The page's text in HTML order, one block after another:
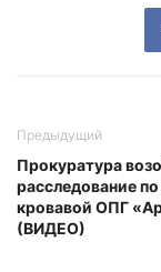
Предыдущий
Прокуратура
расследование
кровавой ОПГ
(ВИДЕО)